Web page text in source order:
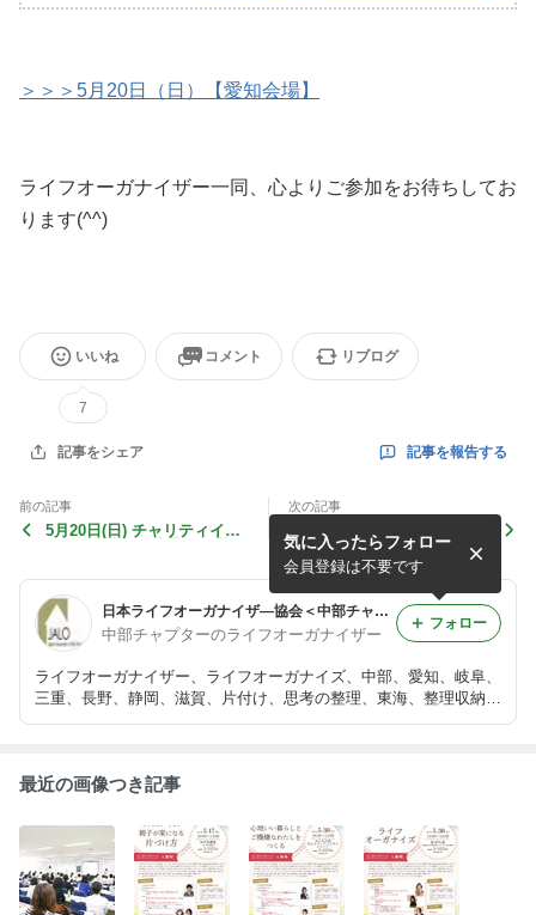
＞＞＞5月20日（日）【愛知会場】
ライフオーガナイザー一同、心よりご参加をお待ちしてお
ります(^^)
いいね
7
コメント リブログ
記事をシェア 記事を報告する
前の記事
5月20日(日) チャリティイベ
次の記事
地域別検索ページ 《愛知
県》
日本ライフオーガナイザ―協会＜中部チャプター＞オフィシャルブログ
中部チャプターのライフオーガナイザー
ライフオーガナイザー、ライフオーガナイズ、中部、愛知、岐阜、
三重、長野、静岡、滋賀、片付け、思考の整理、東海、整理収納、
日本ライフオーガナイザー協会
気に入ったらフォロー
会員登録は不要です
フォロー
最近の画像つき記事